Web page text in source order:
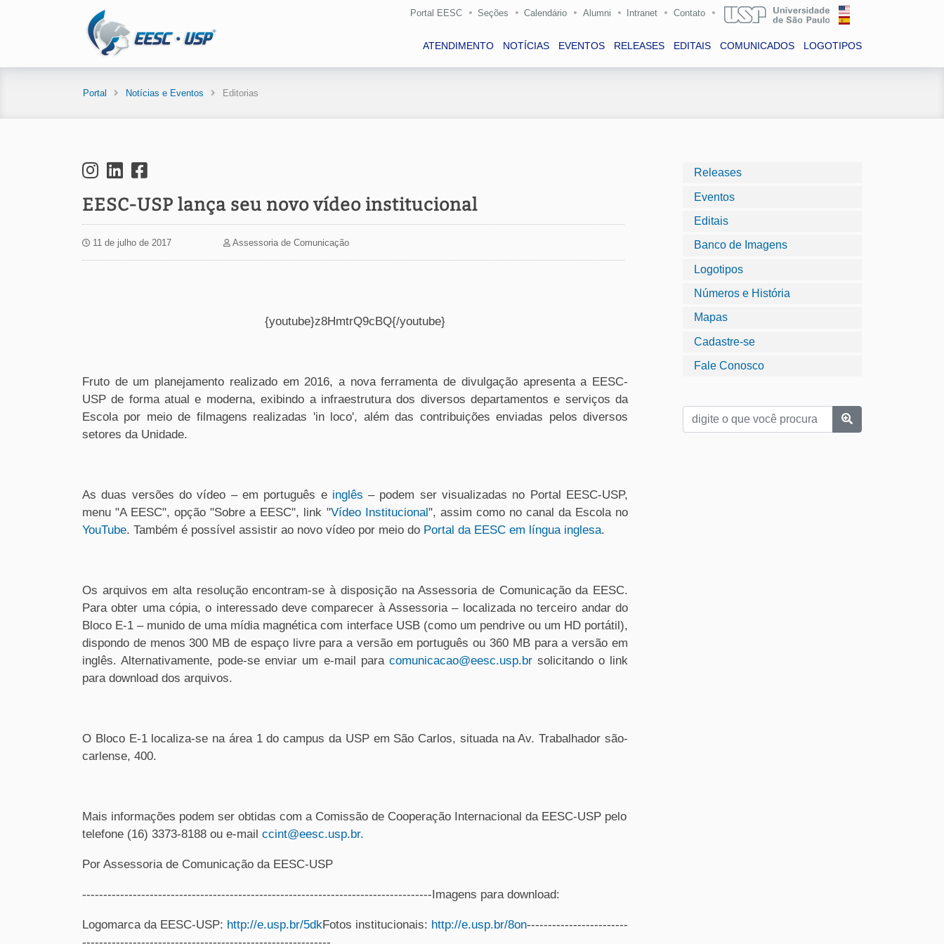
Portal EESC Seções Calendário Alumni Intranet Contato
ATENDIMENTO NOTÍCIAS EVENTOS RELEASES EDITAIS COMUNICADOS LOGOTIPOS
Portal Notícias e Eventos Editorias
EESC-USP lança seu novo vídeo institucional
11 de julho de 2017 Assessoria de Comunicação
{youtube}z8HmtrQ9cBQ{/youtube}
Fruto de um planejamento realizado em 2016, a nova ferramenta de divulgação apresenta a EESC-
USPde forma atual e moderna, exibindo a infraestrutura dos diversos departamentos e serviços da
Escola por meio de filmagens realizadas 'in loco', além das contribuições enviadas pelos diversos
setores da Unidade.
As duas versões do vídeo – em português e inglês – podem ser visualizadas no Portal EESC-USP,
menu "A EESC", opção "Sobre a EESC", link "Vídeo Institucional", assim como no canal da Escola no
YouTube. Também é possível assistir ao novo vídeo por meio do Portal da EESC em língua inglesa.
Os arquivos em alta resolução encontram-se à disposição na Assessoria de Comunicação da EESC.
Para obter uma cópia, o interessado deve comparecer à Assessoria ­– localizada no terceiro andar do
Bloco E-1 – munido de uma mídia magnética com interface USB (como um pendrive ou um HD portátil),
dispondo de menos 300 MB de espaço livre para a versão em português ou 360 MB para a versão em
inglês. Alternativamente, pode-se enviar um e-mail para comunicacao@eesc.usp.brsolicitando o link
para download dos arquivos.
O Bloco E-1 localiza-se na área 1 do campus da USP em São Carlos, situada na Av. Trabalhador são-
carlense, 400.
Mais informações podem ser obtidas com a Comissão de Cooperação Internacional da EESC-USP pelo
telefone (16) 3373-8188 ou e-mail ccint@eesc.usp.br.
Por Assessoria de Comunicação da EESC-USP
-----------------------------------------------------------------------------------Imagens para download:
Logomarca da EESC-USP: http://e.usp.br/5dkFotos institucionais: http://e.usp.br/8on------------------------
Releases
Eventos
Editais
Banco de Imagens
Logotipos
Números e História
Mapas
Cadastre-se
Fale Conosco